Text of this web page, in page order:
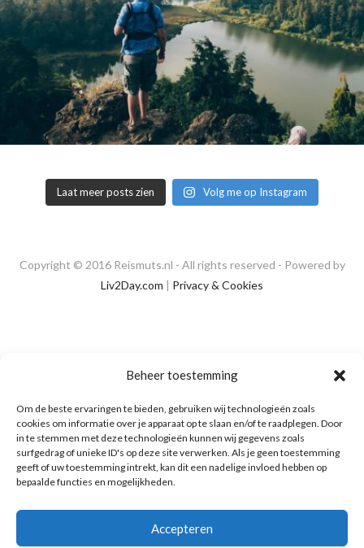
Beheer toestemming
Om de beste ervaringen te bieden, gebruiken wij technologieën zoals
cookies om informatie over je apparaat op te slaan en/of te raadplegen. Door
in te stemmen met deze technologieën kunnen wij gegevens zoals
surfgedrag of unieke ID's op deze site verwerken. Als je geen toestemming
geeft of uw toestemming intrekt, kan dit een nadelige invloed hebben op
bepaalde functies en mogelijkheden.
Accepteren
Laat meer posts zien Volg me op Instagram
Copyright © 2016 Reismuts.nl - All rights reserved - Powered by
Liv2Day.com | Privacy & Cookies